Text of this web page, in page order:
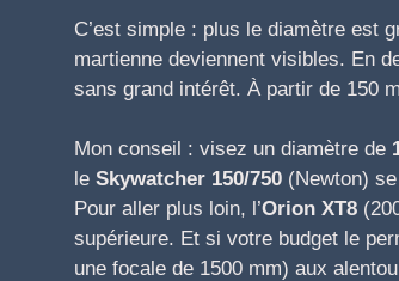
C’est simple : plus le diamètre est
martienne deviennent visibles. En
sans grand intérêt. À partir de 150
Mon conseil : visez un diamètre de
le Skywatcher 150/750 (Newton)
Pour aller plus loin, l’Orion XT8
supérieure. Et si votre budget le
une focale de 1500 mm) aux